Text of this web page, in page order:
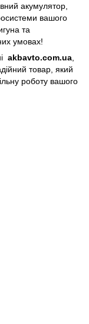
акумулятор,
вашого
та
умовах!
akbavto.com.ua
товар, який
роботу вашого